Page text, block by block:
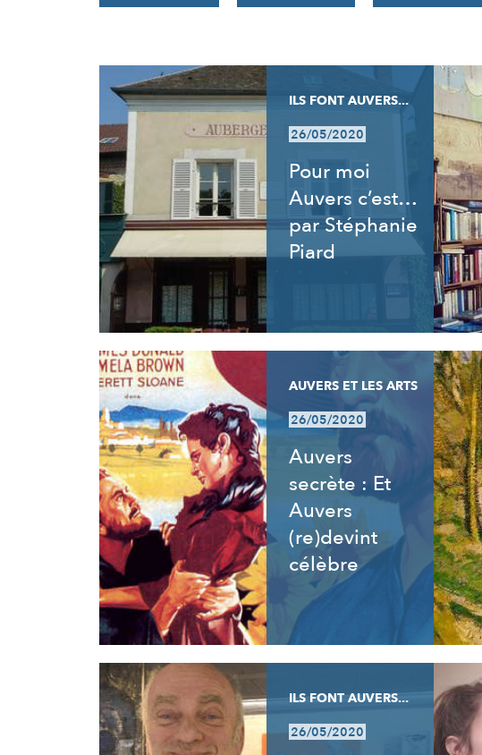
RÉSULTATS
ILS FONT AUVERS...
26/05/2020
Pour moi
Auvers c’est…
par Stéphanie
Piard
AUVERS ET LES ARTS
26/05/2020
Auvers
secrète : Et
Auvers
(re)devint
célèbre
ILS FONT AUVERS...
26/05/2020